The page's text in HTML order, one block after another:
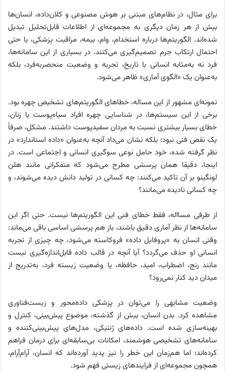
برای مثال، در نظام‌های مبتنی بر هوش مصنوعی و کلان‌داده، انسان‌ها
بیش از هر زمان دیگری به مجموعه‌ای از اطلاعات قابل‌تحلیل تبدیل
شده‌اند. الگوریتم‌ها درباره استخدام، وام، بیمه، مراقبت پزشکی، یا حتی
احتمال ارتکاب جرم تصمیم‌گیری می‌کنند. در بسیاری از این سامانه‌ها،
فرد نه به‌مثابه انسانی با تاریخ، تجربه و وضعیت منحصربه‌فرد، بلکه
به‌عنوان یک «الگوی آماری» ظاهر می‌شود.
نمونه‌ای مشهور از این مساله، خطاهای الگوریتم‌های تشخیص چهره بود.
برخی از این سیستم‌ها، در شناسایی چهره افراد سیاه‌پوست یا زنان،
خطای بسیار بیشتری نسبت به مردان سفیدپوست داشتند. مشکل، صرفاً
یک نقص فنی نبود؛ بلکه نشان می‌داد آنچه به‌عنوان «داده استاندارد» در
نظر گرفته شده، خود حامل نوعی سوگیری انسانی و اجتماعی است. در
اینجا، دقیقا همان پرسشی مطرح می‌شود که متفکرانی مانند هلن
لونگینو بر آن تاکید می‌کنند: چه کسانی در تولید دانش دیده می‌شوند، و
چه کسانی نادیده می‌مانند؟
از طرفی مسااله، فقط خطای فنی این الگوریتم‌ها نیست. حتی اگر این
سامانه‌ها از نظر آماری دقیق باشند، باز هم پرسشی اساسی باقی می‌ماند:
وقتی انسان به «پروفایل داده» فروکاسته می‌شود، چه چیزی از تجربه
انسانی او حذف می‌گردد؟ آیا آنچه در قالب داده قابل‌اندازه‌گیری نیست
مانند رنج، اضطراب، امید، حافظه، یا وضعیت زیسته فرد، به‌تدریج از
میدان دید کنار نمی‌رود؟
وضعیت مشابهی را می‌توان در پزشکی داده‌محور و زیست‌فناوری
مشاهده کرد. بدن انسان، بیش از گذشته، موضوع پیش‌بینی، کنترل و
بهینه‌سازی شده است. داده‌های ژنتیکی، مدل‌های پیش‌بینی‌کننده و
سامانه‌های تشخیصی هوشمند، امکانات بی‌سابقه‌ای برای درمان فراهم
کرده‌اند؛ اما هم‌زمان این خطر را نیز پدید آورده‌اند که انسان، آرام‌آرام،
همچون مجموعه‌ای از فرایندهای زیستی فهم شود.